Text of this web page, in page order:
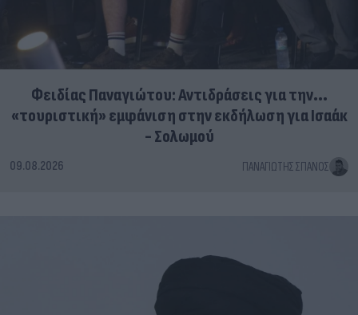
Φειδίας Παναγιώτου: Αντιδράσεις για την...
«τουριστική» εμφάνιση στην εκδήλωση για Ισαάκ
- Σολωμού
09.08.2026 ΠΑΝΑΓΙΏΤΗΣ ΣΠΑΝΌΣ